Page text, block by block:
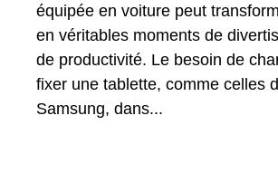
équipée en voiture peut
en véritables moments de
de productivité. Le besoin de
fixer une tablette, comme celles
Samsung, dans...